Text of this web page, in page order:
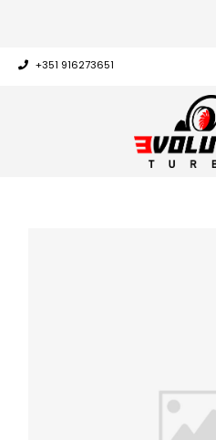
+351 916273651